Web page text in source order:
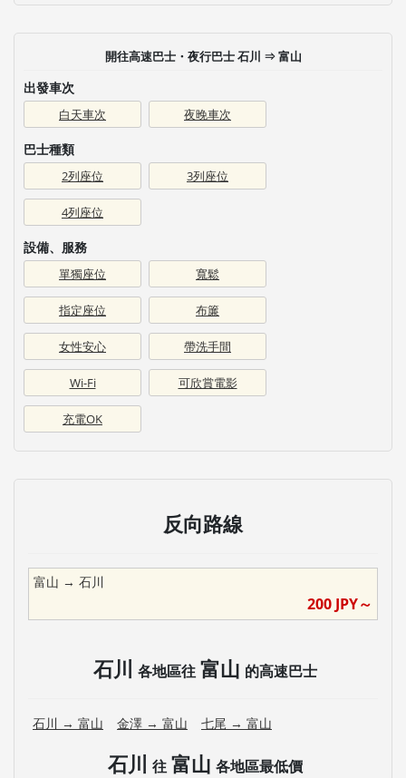
開往高速巴士・夜行巴士 石川 ⇒ 富山
出發車次
白天車次 夜晚車次
巴士種類
2列座位 3列座位
4列座位
設備、服務
單獨座位 寬鬆
指定座位 布簾
女性安心 帶洗手間
Wi-Fi 可欣賞電影
充電OK
反向路線
富山 → 石川
200 JPY～
石川 各地區往 富山 的高速巴士
石川 → 富山 金澤 → 富山 七尾 → 富山
石川 往 富山 各地區最低價